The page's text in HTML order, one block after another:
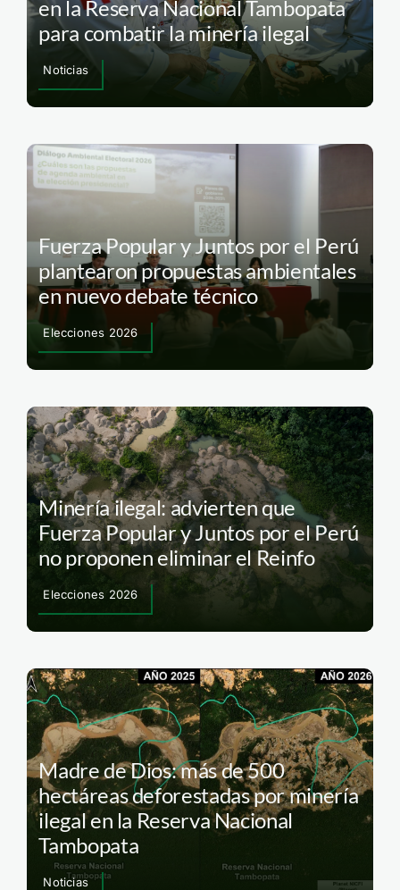
en la Reserva Nacional Tambopata
para combatir la minería ilegal
Noticias
Fuerza Popular y Juntos por el Perú
plantearon propuestas ambientales
en nuevo debate técnico
Elecciones 2026
Minería ilegal: advierten que
Fuerza Popular y Juntos por el Perú
no proponen eliminar el Reinfo
Elecciones 2026
Madre de Dios: más de 500
hectáreas deforestadas por minería
ilegal en la Reserva Nacional
Tambopata
Noticias